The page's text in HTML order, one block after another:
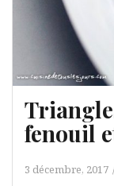
fenouil
3 décembre, 2017